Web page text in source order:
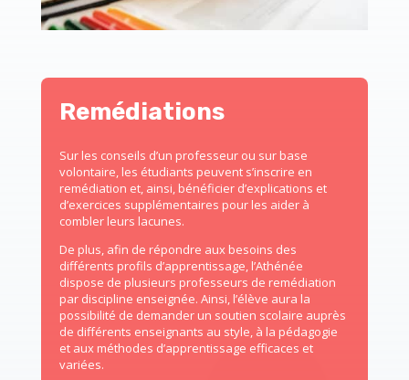
Remédiations
Sur les conseils d’un professeur ou sur base
volontaire, les étudiants peuvent s’inscrire en
remédiation et, ainsi, bénéficier d’explications et
d’exercices supplémentaires pour les aider à
combler leurs lacunes.
De plus, afin de répondre aux besoins des
différents profils d’apprentissage, l’Athénée
dispose de plusieurs professeurs de remédiation
par discipline enseignée. Ainsi, l’élève aura la
possibilité de demander un soutien scolaire auprès
de différents enseignants au style, à la pédagogie
et aux méthodes d’apprentissage efficaces et
variées.